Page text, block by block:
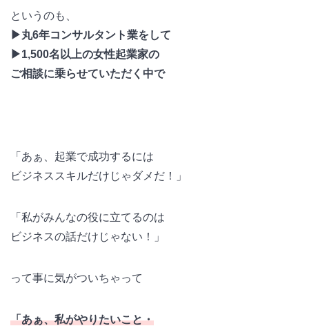
というのも、
▶︎丸6年コンサルタント業をして
▶︎1,500名以上の女性起業家の
ご相談に乗らせていただく中で
「あぁ、起業で成功するには
ビジネススキルだけじゃダメだ！」
「私がみんなの役に立てるのは
ビジネスの話だけじゃない！」
って事に気がついちゃって
「あぁ、私がやりたいこと・